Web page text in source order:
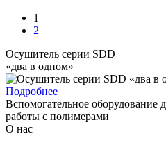
1
2
Осушитель серии SDD
«два в одном»
Подробнее
Вспомогательное оборудование
работы с полимерами
О нас